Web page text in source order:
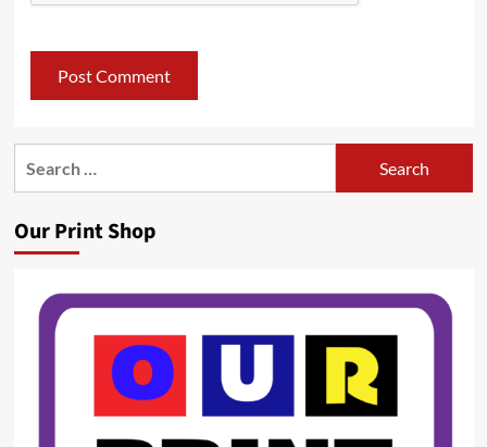
Our Print Shop